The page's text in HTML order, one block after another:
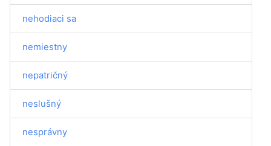
nehodiaci sa
nemiestny
nepatričný
neslušný
nesprávny